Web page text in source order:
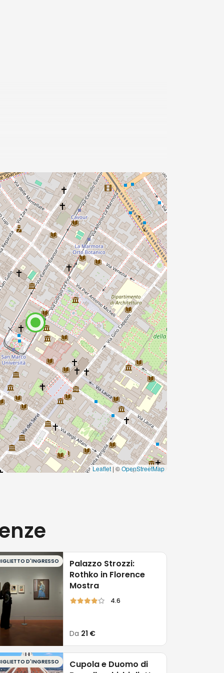
2 ORE
Da25 €
In caso di gruppi numerosi,
in estate. Si possono
delle chiese.
Leaflet | ©OpenStreetMap
D'INGRESSO
Palazzo Strozzi:
Rothko in Florence
Mostra
4.6
Da 21 €
D'INGRESSO
Cupola e Duomo di